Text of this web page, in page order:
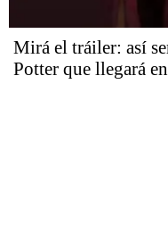
Mirá el tráiler: así
Potter que llegará